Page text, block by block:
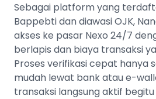
Sebagai platform yang
Bappebti dan diawasi OJK,
akses ke pasar Nexo 24/7
berlapis dan biaya transaksi
Proses verifikasi cepat hanya
mudah lewat bank atau e-
transaksi langsung aktif begitu